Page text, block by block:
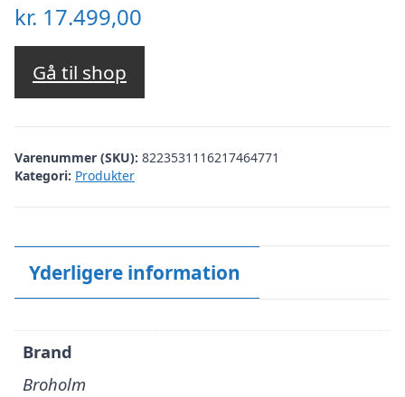
kr. 17.499,00
Gå til shop
Varenummer (SKU): 8223531116217464771
Kategori: Produkter
Yderligere information
Brand
Broholm